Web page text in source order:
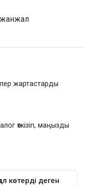
жартастарды
өткізіп, маңызды